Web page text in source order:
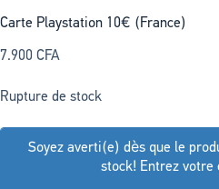
Carte Playstation 10€ (France)
7.900 CFA
Rupture de stock
Soyez averti(e) dès que le
stock! Entrez